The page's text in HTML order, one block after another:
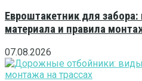
Евроштакетник для
материала и правила
07.08.2026